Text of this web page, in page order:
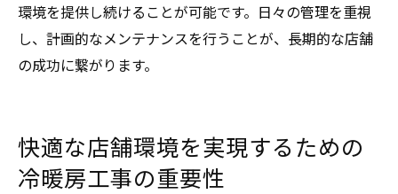
環境を提供し続けることが可能です。日々の管理を重視
し、計画的なメンテナンスを行うことが、長期的な店舗
の成功に繋がります。
快適な店舗環境を実現するための
冷暖房工事の重要性